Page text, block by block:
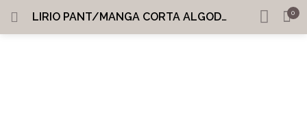
LIRIO PANT/MANGA CORTA ALGODÓN 100% 0
INGRESAR REGISTRARME